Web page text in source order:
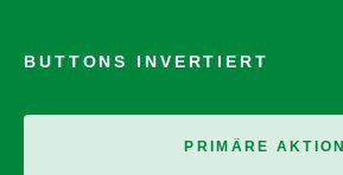
BUTTONS INVERTIERT
PRIMÄRE AKTION